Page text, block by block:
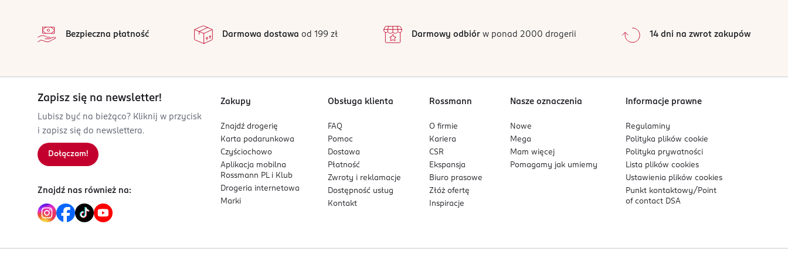
info@larive.pl
5 901832 061489
2
1
0%
Sortowanie wgdata: od najnowszej
Bezpieczna płatność Darmowa dostawa od 199 zł Darmowy odbiórw ponad 2000 drogerii 14 dni na zwrot zakupów
Zapisz się na newsletter!
Lubisz być na bieżąco? Kliknij w przycisk
i zapisz się do newslettera.
Dołączam!
Znajdź nas również na:
Zakupy
Znajdź drogerię
Karta podarunkowa
Czyściochowo
Aplikacja mobilna
Rossmann PL i Klub
Drogeria internetowa
Marki
Obsługa klienta
FAQ
Pomoc
Dostawa
Płatność
Zwroty i reklamacje
Dostępność usług
Kontakt
Rossmann
O firmie
Kariera
CSR
Ekspansja
Biuro prasowe
Złóż ofertę
Inspiracje
Nasze oznaczenia
Nowe
Mega
Mam więcej
Pomagamy jak umiemy
Informacje prawne
Regulaminy
Polityka plikówcookie
Polityka prywatności
Lista plikówcookies
Ustawienia plikówcookies
Punkt kontaktowy/ Point
of contact DSA